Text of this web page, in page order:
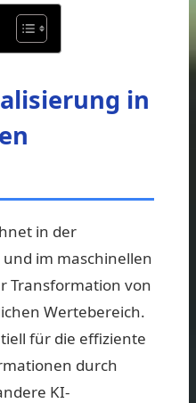
in
in der
im maschinellen
Transformation von
Wertebereich.
für die effiziente
durch
KI-